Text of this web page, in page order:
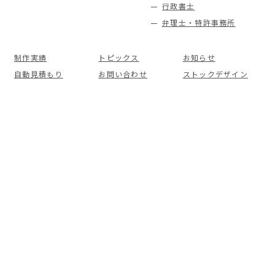
行政書士
弁理士・特許事務所
制作実績 トピックス
お知らせ
自動見積もり
お問い合わせ ストックデザイン